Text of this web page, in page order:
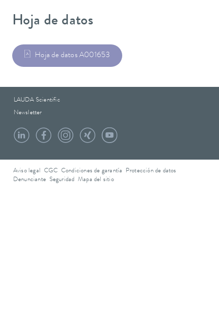
Hoja de datos
Hoja de datos A001653
LAUDA Scientific
Newsletter
Aviso legal CGC Condiciones de garantía
Protección de datos
Denunciante Seguridad Mapa del sitio